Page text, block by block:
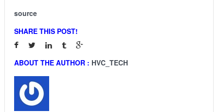
source
SHARE THIS POST!
ABOUT THE AUTHOR : HVC_TECH